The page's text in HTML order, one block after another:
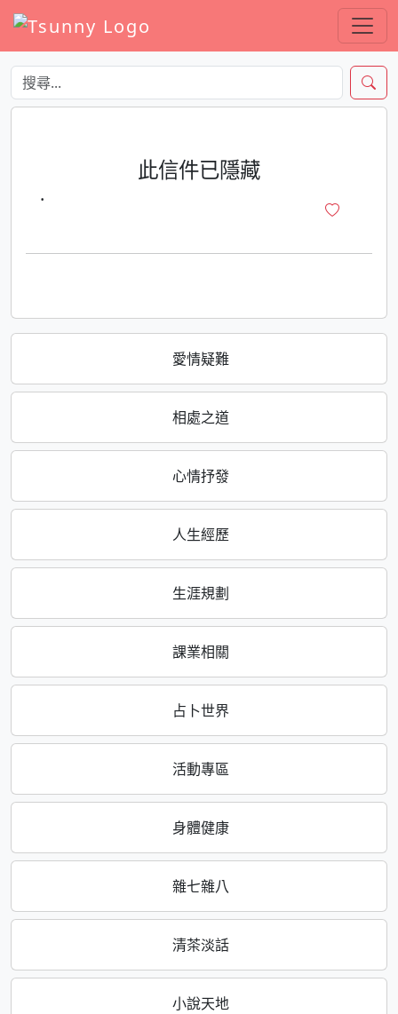
愛情疑難
相處之道
心情抒發
人生經歷
生涯規劃
課業相關
占卜世界
活動專區
身體健康
雜七雜八
清茶淡話
小說天地
此信件已隱藏
·